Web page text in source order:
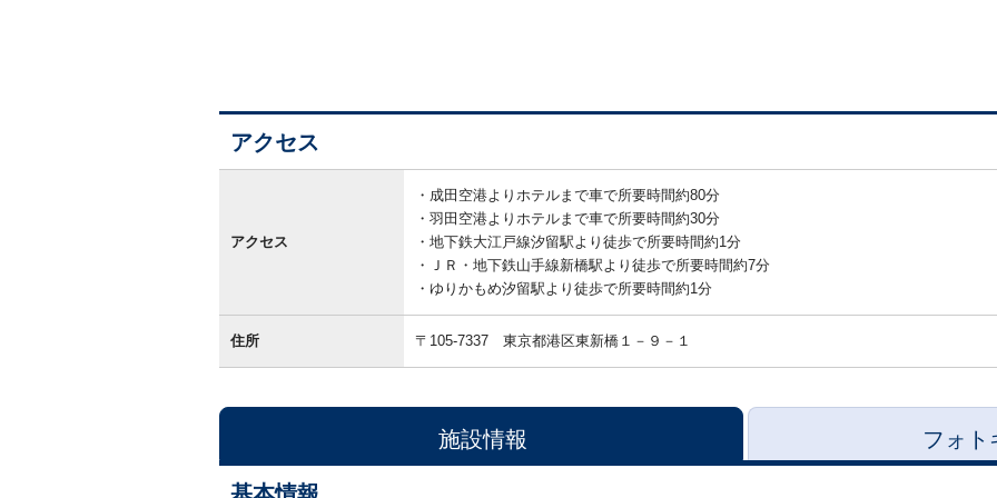
アクセス
アクセス
成田空港よりホテルまで車で所要時間約80分
羽田空港よりホテルまで車で所要時間約30分
地下鉄大江戸線汐留駅より徒歩で所要時間約1分
ＪＲ・地下鉄山手線新橋駅より徒歩で所要時間約7分
ゆりかもめ汐留駅より徒歩で所要時間約1分
住所 〒105-7337 東京都港区東新橋１－９－１
施設情報 フォト